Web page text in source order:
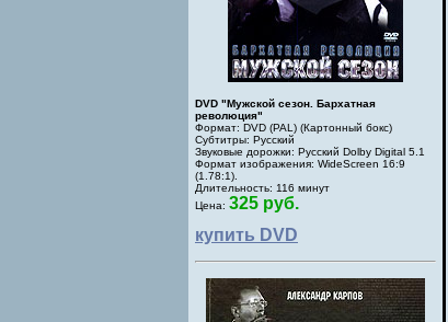
DVD "Мужской сезон. Бархатная
революция"
Формат: DVD (PAL) (Картонный бокс)
Субтитры: Русский
Звуковые дорожки: Русский Dolby Digital 5.1
Формат изображения: WideScreen 16:9
(1.78:1).
Длительность: 116 минут
Цена: 325 руб.
купить DVD